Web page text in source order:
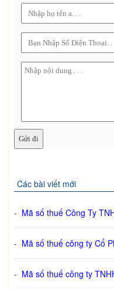
Các bài viết mới
- Mã số thuế Công Ty
- Mã số thuế công ty Cổ
- Mã số thuế công ty